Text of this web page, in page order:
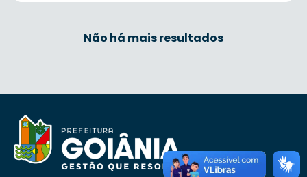
Não há mais resultados